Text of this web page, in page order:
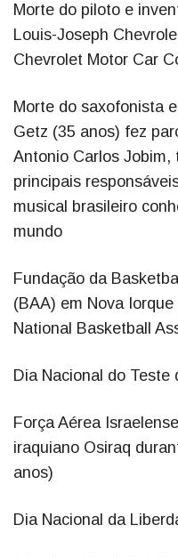
Morte do piloto e
Louis-Joseph
Chevrolet Motor Car
Morte do saxofonista
Getz (35 anos) fez
Antonio Carlos Jobim,
principais
musical brasileiro
mundo
Fundação da
(BAA) em Nova
National Basketball
Dia Nacional do Teste
Força Aérea
iraquiano Osiraq
anos)
Dia Nacional da